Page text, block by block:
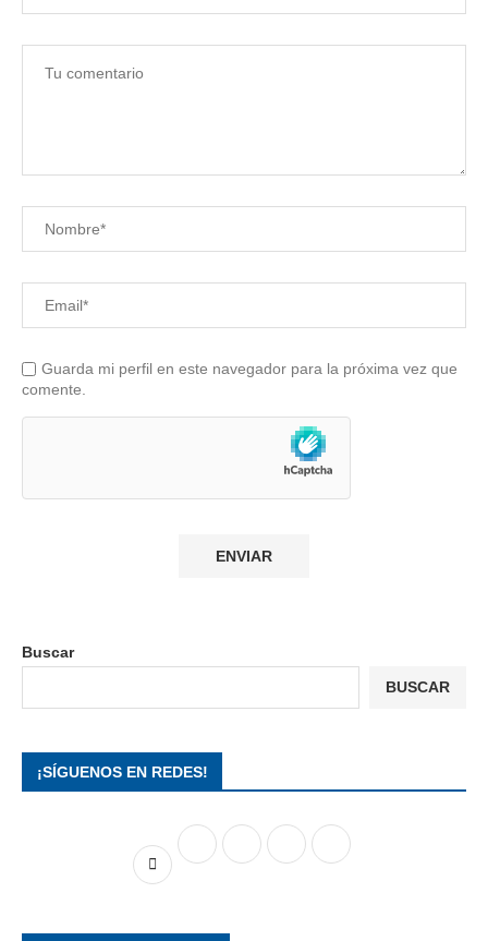
Guarda mi perfil en este navegador para la próxima vez que
comente.
Buscar
BUSCAR
¡SÍGUENOS EN REDES!